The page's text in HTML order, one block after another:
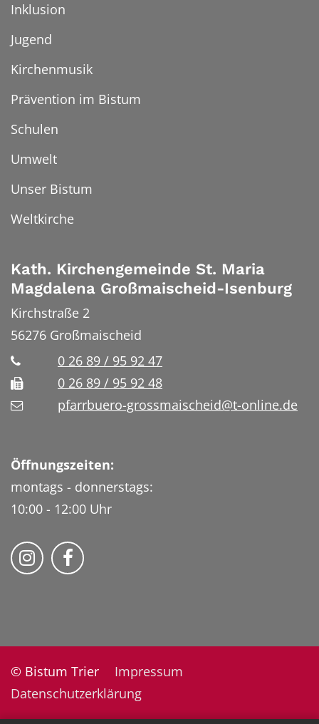
Inklusion
Jugend
Kirchenmusik
Prävention im Bistum
Schulen
Umwelt
Unser Bistum
Weltkirche
Kath. Kirchengemeinde St. Maria
Magdalena Großmaischeid-Isenburg
Kirchstraße 2
56276 Großmaischeid
0 26 89 / 95 92 47
0 26 89 / 95 92 48
pfarrbuero-grossmaischeid@t-online.de
Öffnungszeiten:
montags - donnerstags:
10:00 - 12:00 Uhr
Folge uns auf Instragram
Fogle uns auf Facebook
© Bistum Trier
Impressum
Datenschutzerklärung